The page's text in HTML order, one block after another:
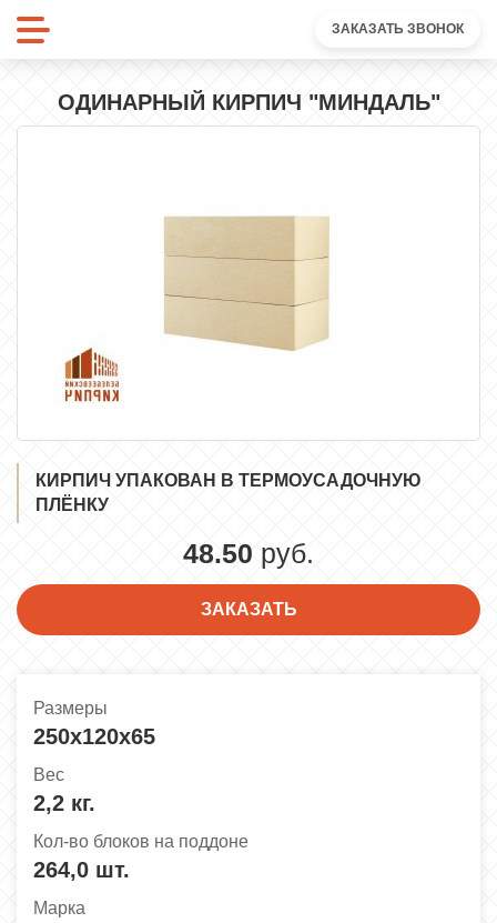
ЗАКАЗАТЬ ЗВОНОК
ОДИНАРНЫЙ КИРПИЧ "МИНДАЛЬ"
КИРПИЧ УПАКОВАН В ТЕРМОУСАДОЧНУЮ
ПЛЁНКУ
Размеры
250x120x65
Вес
2,2 кг.
Кол-во блоков на поддоне
264,0 шт.
Марка
48.50 руб.
ЗАКАЗАТЬ